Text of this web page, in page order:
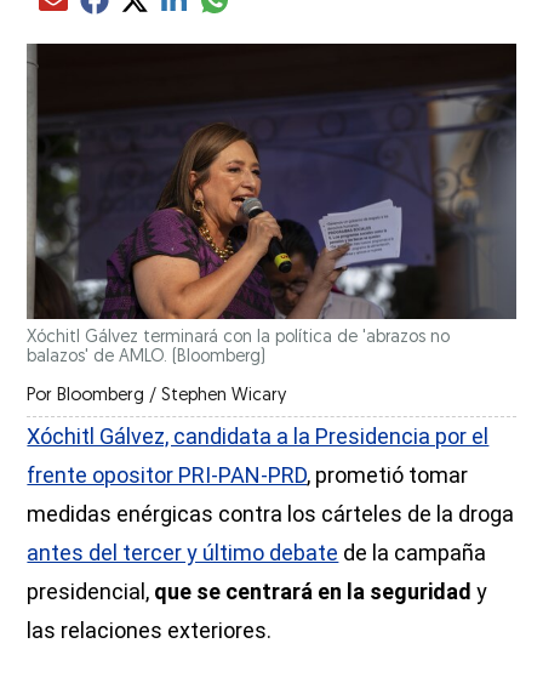
Compartir el artículo actual mediante Email
Compartir el artículo actual mediante Facebook
Compartir el artículo actual mediante Twitter
Compartir el artículo actual mediante LinkedIn
Compartir el artículo actual mediante
Xóchitl Gálvez terminará con la política de 'abrazos no
balazos' de AMLO.
(Bloomberg)
Por Bloomberg / Stephen Wicary
Xóchitl Gálvez, candidata a la Presidencia por el
frente opositor PRI-PAN-PRD, prometió tomar
medidas enérgicas contra los cárteles de la droga
antes del tercer y último debate de la campaña
presidencial, que se centrará en la seguridad y
las relaciones exteriores.